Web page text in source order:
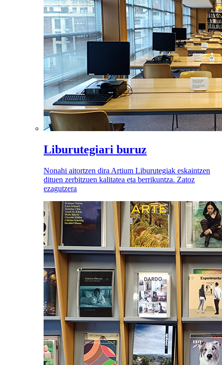
Liburutegiari buruz
Nonahi aitortzen dira Artium Liburutegiak eskaintzen
dituen zerbitzuen kalitatea eta berrikuntza. Zatoz
ezagutzera